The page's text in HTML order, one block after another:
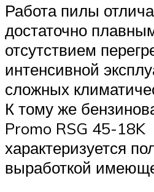
Работа пилы
достаточно
отсутствием
интенсивной
сложных
К тому же
Promo RSG 45-18K
характеризуется
выработкой